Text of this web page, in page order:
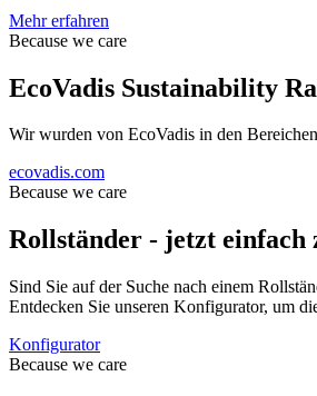
Mehr erfahren
Because we care
EcoVadis Sustainability
Wir wurden von EcoVadis in den
ecovadis.com
Because we care
Rollständer - jetzt
Sind Sie auf der Suche nach einem
Entdecken Sie unseren Konfigurator, um
Konfigurator
Because we care